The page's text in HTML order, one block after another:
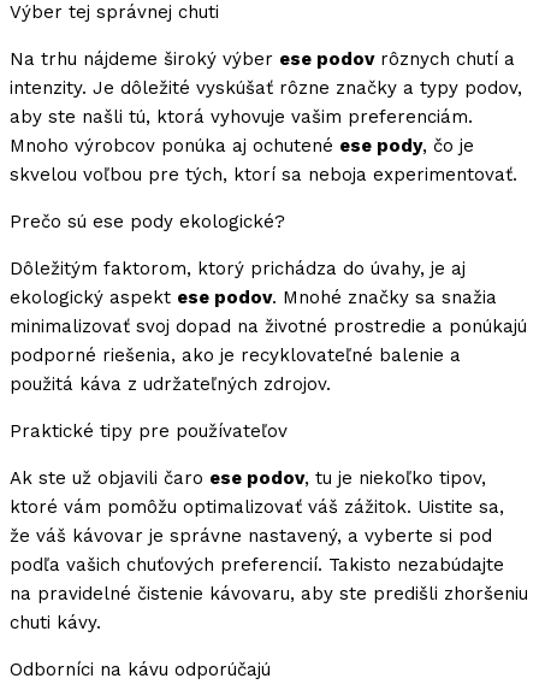
Výber tej správnej chuti
Na trhu nájdeme široký výber ese podovrôznych chutí a
intenzity. Je dôležité vyskúšať rôzne značky a typy podov,
aby ste našli tú, ktorá vyhovuje vašim preferenciám.
Mnoho výrobcov ponúka aj ochutené ese pody, čo je
skvelou voľbou pre tých, ktorí sa neboja experimentovať.
Prečo sú ese pody ekologické?
Dôležitým faktorom, ktorý prichádza do úvahy, je aj
ekologický aspekt ese podov. Mnohé značky sa snažia
minimalizovať svoj dopad na životné prostredie a ponúkajú
podporné riešenia, ako je recyklovateľné balenie a
použitá káva z udržateľných zdrojov.
Praktické tipy pre používateľov
Ak ste už objavili čaro ese podov, tu je niekoľko tipov,
ktoré vám pomôžu optimalizovať váš zážitok. Uistite sa,
že váš kávovar je správne nastavený, a vyberte si pod
podľa vašich chuťových preferencií. Takisto nezabúdajte
na pravidelné čistenie kávovaru, aby ste predišli zhoršeniu
chuti kávy.
Odborníci na kávu odporúčajú